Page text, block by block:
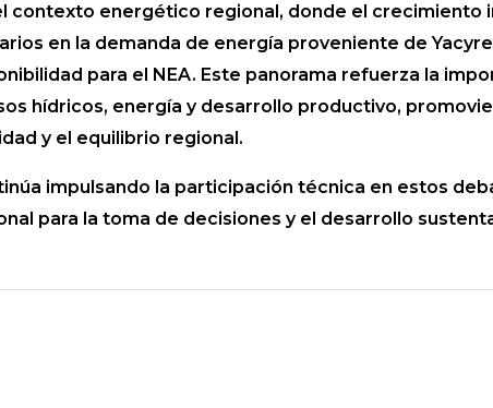
contexto energético regional, donde el crecimiento
en la demanda de energía proveniente de
para el NEA. Este panorama refuerza la
hídricos, energía y desarrollo productivo,
y el equilibrio regional.
impulsando la participación técnica en estos
para la toma de decisiones y el desarrollo